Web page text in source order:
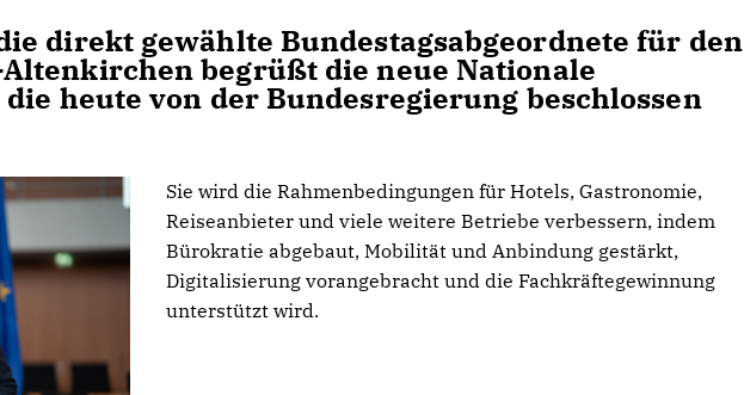
direkt gewählte Bundestagsabgeordnete für den
begrüßt die neue Nationale
heute von der Bundesregierung beschlossen
Sie wird die Rahmenbedingungen für Hotels, Gastronomie,
Reiseanbieter und viele weitere Betriebe verbessern, indem
Bürokratie abgebaut, Mobilität und Anbindung gestärkt,
Digitalisierung vorangebracht und die Fachkräftegewinnung
unterstützt wird.